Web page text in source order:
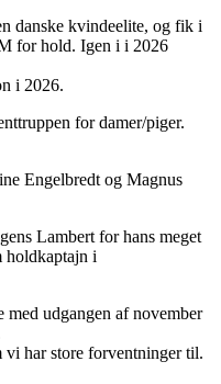
danske kvindeelite, og fik i
for hold. Igen i i 2026
i 2026.
for damer/piger.
Engelbredt og Magnus
Lambert for hans meget
holdkaptajn i
udgangen af november
har store forventninger til.